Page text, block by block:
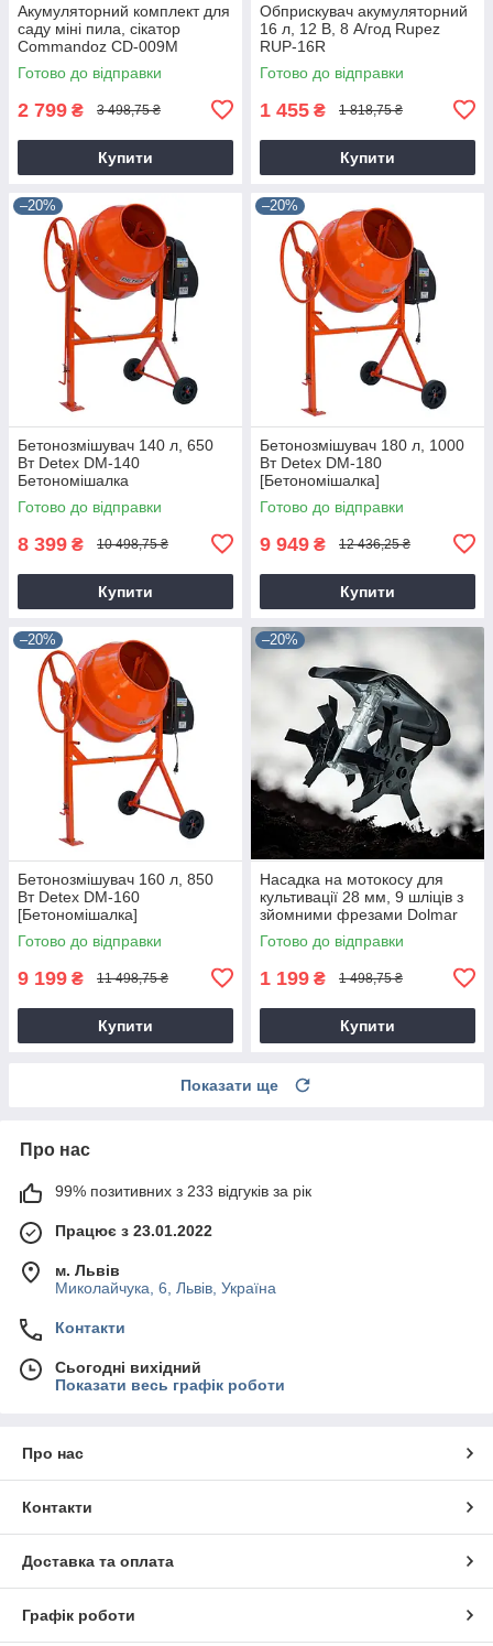
Акумуляторний комплект для
саду міні пила, сікатор
Commandoz CD-009M
Готово до відправки
2 799 ₴ 3 498,75 ₴
Купити
Обприскувач акумуляторний
16 л, 12 В, 8 А/год Rupez
RUP-16R
Готово до відправки
1 455 ₴ 1 818,75 ₴
Купити
–20%
Бетонозмішувач 140 л, 650
Вт Detex DM-140
Бетономішалка
Готово до відправки
8 399 ₴ 10 498,75 ₴
Купити
–20%
Бетонозмішувач 180 л, 1000
Вт Detex DM-180
[Бетономішалка]
Готово до відправки
9 949 ₴ 12 436,25 ₴
Купити
–20%
Бетонозмішувач 160 л, 850
Вт Detex DM-160
[Бетономішалка]
Готово до відправки
9 199 ₴ 11 498,75 ₴
Купити
–20%
Насадка на мотокосу для
культивації 28 мм, 9 шліців з
зйомними фрезами Dolmar
9T28
Готово до відправки
1 199 ₴ 1 498,75 ₴
Купити
Показати ще
Про нас
99% позитивних з 233 відгуків за рік
Працює з 23.01.2022
м. Львів
Миколайчука, 6, Львів, Україна
Контакти
Сьогодні вихідний
Показати весь графік роботи
Про нас
Контакти
Доставка та оплата
Графік роботи